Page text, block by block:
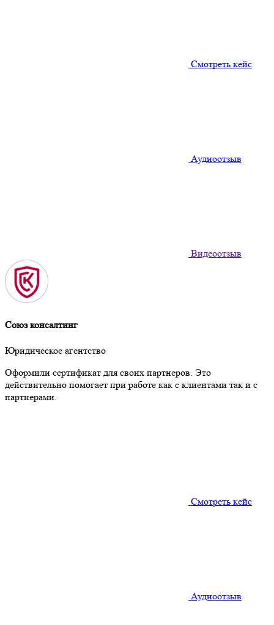
Смотреть кейс
Аудиоотзыв
Видеоотзыв
Союз консалтинг
Юридическое агентство
Оформили сертификат для своих партнеров. Это
действительно помогает при работе как с клиентами так и с
партнерами.
Смотреть кейс
Аудиоотзыв